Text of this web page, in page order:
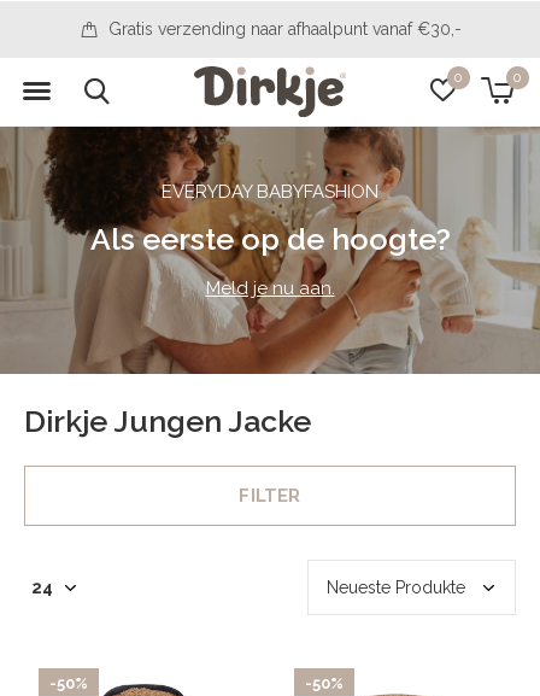
0 0
Gratis verzending naar afhaalpunt vanaf €30,-
EVERYDAY BABYFASHION
Als eerste op de hoogte?
Meld je nu aan.
Dirkje Jungen Jacke
FILTER
-50% -50%